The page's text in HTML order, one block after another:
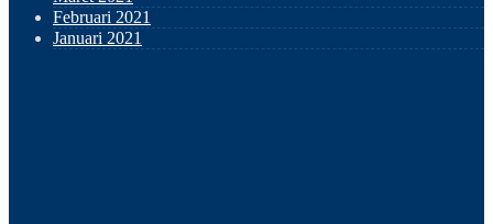
Februari 2021
Januari 2021